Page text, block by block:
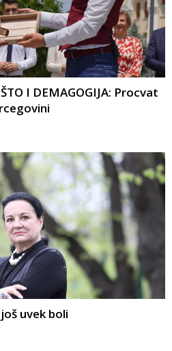
I DEMAGOGIJA: Procvat
uvek boli